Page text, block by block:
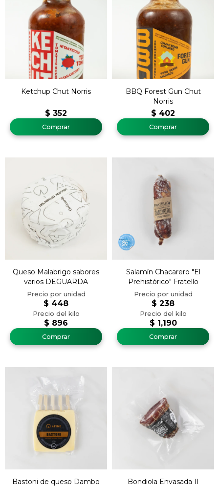
Ketchup Chut Norris
$ 352
BBQ Forest Gun Chut
Norris
$ 402
Queso Malabrigo sabores
varios DEGUARDA
$ 896
$ 448
Salamín Chacarero "El
Prehistórico" Fratello
$ 1,190
$ 238
Bastoni de queso Dambo
Bondiola Envasada II